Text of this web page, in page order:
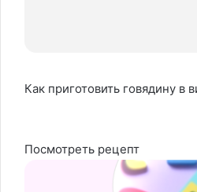
Как приготовить говядину
Посмотреть рецепт